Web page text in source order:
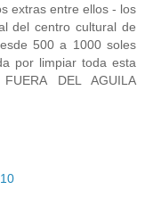
extras entre ellos - los
del centro cultural de
500 a 1000 soles
por limpiar toda esta
DEL AGUILA